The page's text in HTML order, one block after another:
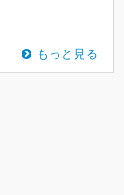
もっと見る